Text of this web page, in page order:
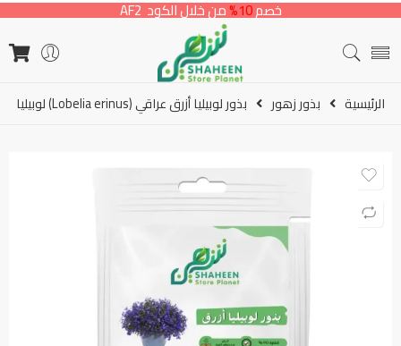
خصم10% من خلال الكود AF2
الرئيسية بذور زهور بذور لوبيليا أزرق عراقي (Lobelia erinus) لوبيليا